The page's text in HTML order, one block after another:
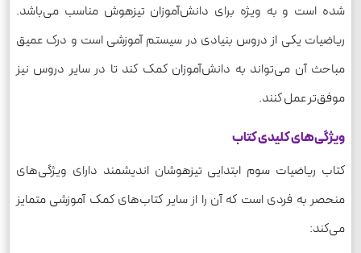
شده است و به ویژه برای دانش‌آموزان تیزهوش مناسب می‌باشد.
ریاضیات یکی از دروس بنیادی در سیستم آموزشی است و درک عمیق
مباحث آن می‌تواند به دانش‌آموزان کمک کند تا در سایر دروس نیز
موفق‌تر عمل کنند.
ویژگی‌های کلیدی کتاب
کتاب ریاضیات سوم ابتدایی تیزهوشان اندیشمند دارای ویژگی‌های
منحصر به فردی است که آن را از سایر کتاب‌های کمک آموزشی متمایز
می‌کند: